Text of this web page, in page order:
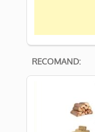
RECOMAND: